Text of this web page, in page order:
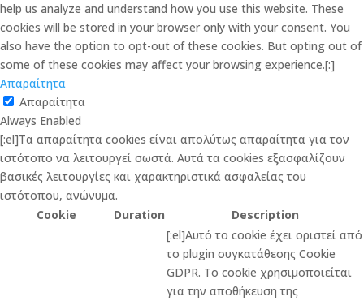
help us analyze and understand how you use this website. These
cookies will be stored in your browser only with your consent. You
also have the option to opt-out of these cookies. But opting out of
some of these cookies may affect your browsing experience.[:]
Απαραίτητα
Απαραίτητα
Always Enabled
[:el]Τα απαραίτητα cookies είναι απολύτως απαραίτητα για τον
ιστότοπο να λειτουργεί σωστά. Αυτά τα cookies εξασφαλίζουν
βασικές λειτουργίες και χαρακτηριστικά ασφαλείας του
ιστότοπου, ανώνυμα.
Cookie
Duration Description
[:el]Αυτό το cookie έχει οριστεί από
το plugin συγκατάθεσης Cookie
GDPR. Το cookie χρησιμοποιείται
για την αποθήκευση της